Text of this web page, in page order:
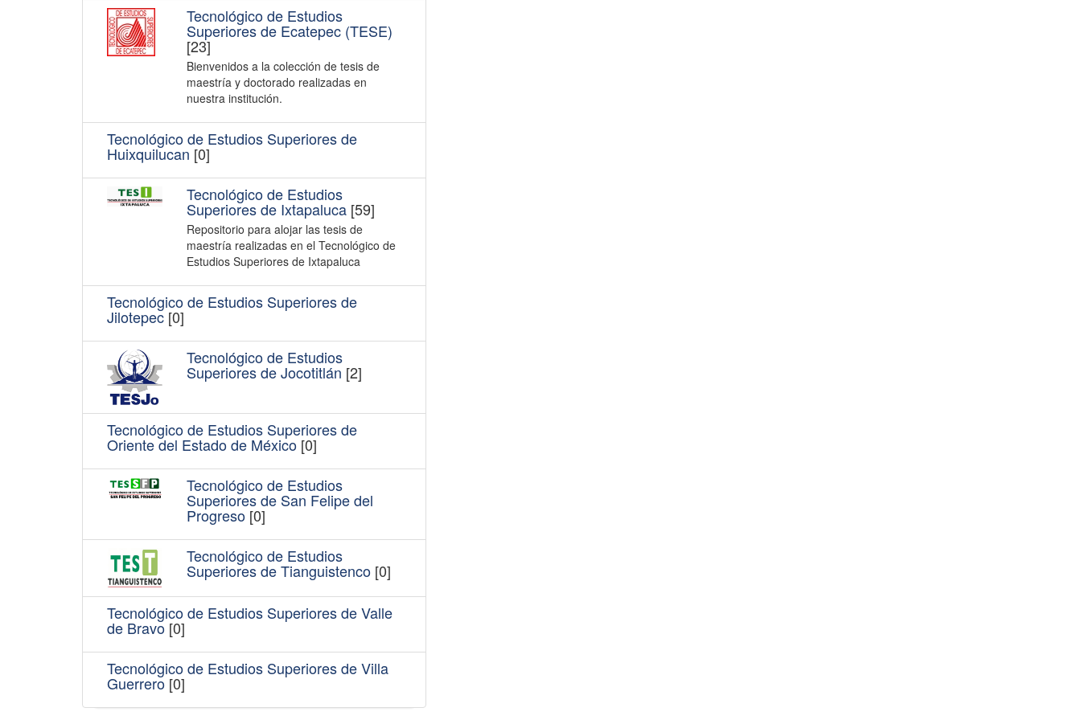
Tecnológico de Estudios
Superiores de Ecatepec (TESE)
[23]
Bienvenidos a la colección de tesis de
maestría y doctorado realizadas en
nuestra institución.
Tecnológico de Estudios Superiores de
Huixquilucan [0]
Tecnológico de Estudios
Superiores de Ixtapaluca[59]
Repositorio para alojar las tesis de
maestría realizadas en el Tecnológico de
Estudios Superiores de Ixtapaluca
Tecnológico de Estudios Superiores de
Jilotepec [0]
Tecnológico de Estudios
Superiores de Jocotitlán [2]
Tecnológico de Estudios Superiores de
Oriente del Estado de México [0]
Tecnológico de Estudios
Superiores de San Felipe del
Progreso[0]
Tecnológico de Estudios
Superiores de Tianguistenco[0]
Tecnológico de Estudios Superiores de Valle
de Bravo [0]
Tecnológico de Estudios Superiores de Villa
Guerrero [0]